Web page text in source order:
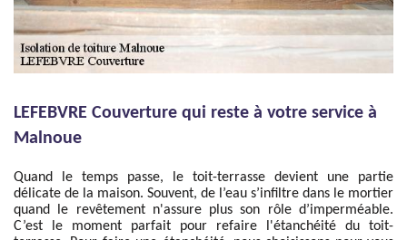
LEFEBVRE Couverture qui reste à votre service à
Malnoue
Quand le temps passe, le toit-terrasse devient une partie
délicate de la maison. Souvent, de l’eau s’infiltre dans le mortier
quand le revêtement n'assure plus son rôle d’imperméable.
C’est le moment parfait pour refaire l'étanchéité du toit-